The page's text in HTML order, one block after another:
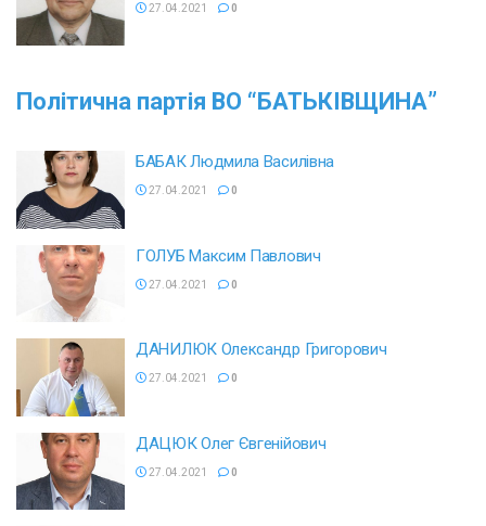
27.04.2021 0
Політична партія ВО “БАТЬКІВЩИНА”
БАБАК Людмила Василівна
27.04.2021 0
ГОЛУБ Максим Павлович
27.04.2021 0
ДАНИЛЮК Олександр Григорович
27.04.2021 0
ДАЦЮК Олег Євгенійович
27.04.2021 0